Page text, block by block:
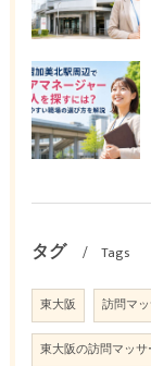
タグ Tags
東大阪 訪問マ
東大阪の訪問マッ